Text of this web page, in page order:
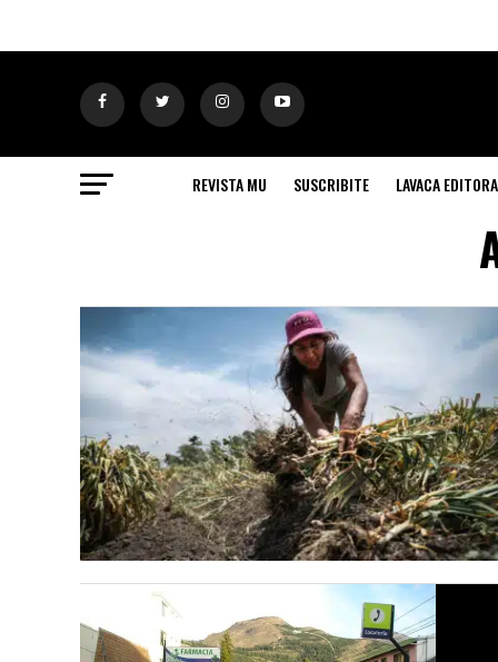
REVISTA MU SUSCRIBITE LAVACA EDITORA